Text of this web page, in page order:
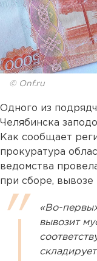
© Onf.ru
Одного из
Челябинска
Как сообщает
прокуратура
ведомства
при сборе, вывозе
«Во-
вывозит